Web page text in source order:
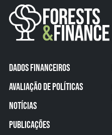
DADOS FINANCEIROS
AVALIAÇÃO DE POLÍTICAS
NOTÍCIAS
PUBLICAÇÕES